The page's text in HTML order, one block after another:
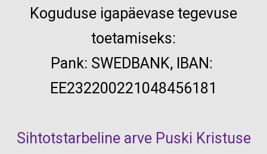
Koguduse igapäevase tegevuse
toetamiseks:
Pank: SWEDBANK, IBAN:
EE232200221048456181
Sihtotstarbeline arve Puski Kristuse